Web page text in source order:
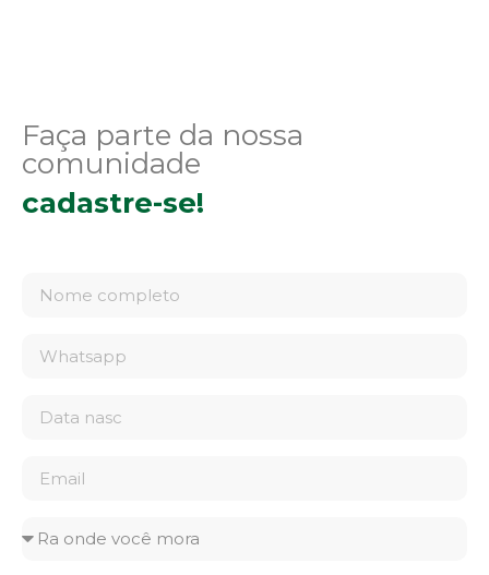
Faça parte da nossa
comunidade
cadastre-se!